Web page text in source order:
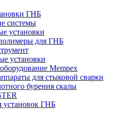
ГНБ
системы
установки
для ГНБ
установки
Mempex
для стыковой сварки
бурения скалы
установок ГНБ